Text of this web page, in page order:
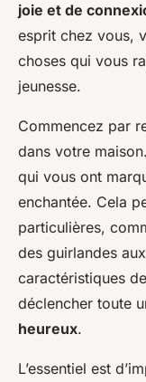
joie et de
esprit chez vous,
choses qui vous
jeunesse.
Commencez par
dans votre
qui vous ont
enchantée. Cela
particulières,
des guirlandes
caractéristiques
déclencher toute
heureux.
L’essentiel est